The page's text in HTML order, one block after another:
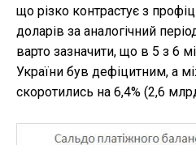
що різко контрастує з
доларів за аналогічний
варто зазначити, що в 5 з 6
України був дефіцитним, а
скоротились на 6,4% (2,6